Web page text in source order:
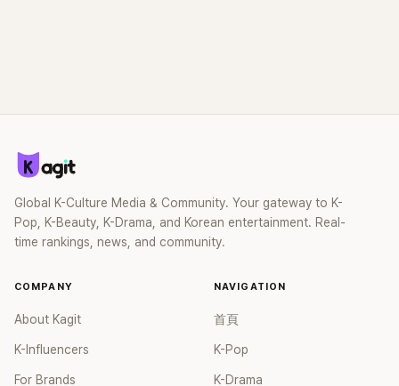
Global K-Culture Media & Community. Your gateway to K-
Pop, K-Beauty, K-Drama, and Korean entertainment. Real-
time rankings, news, and community.
COMPANY
About Kagit
K-Influencers
For Brands
NAVIGATION
首頁
K-Pop
K-Drama